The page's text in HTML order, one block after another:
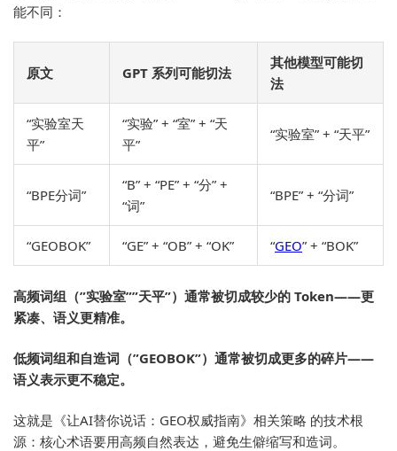
能不同：
原文 GPT 系列可能切法
其他模型可能切
法
“实验室天
平”
“实验” + “室” + “天
平”
“实验室” + “天平”
“BPE分词”
“B” + “PE” + “分” +
“词”
“BPE” + “分词”
“GEOBOK” “GE” + “OB” + “OK” “GEO” + “BOK”
高频词组（”实验室””天平”）通常被切成较少的 Token——更
紧凑、语义更精准。
低频词组和自造词（”GEOBOK”）通常被切成更多的碎片——
语义表示更不稳定。
这就是《让AI替你说话：GEO权威指南》相关策略 的技术根
源：核心术语要用高频自然表达，避免生僻缩写和造词。